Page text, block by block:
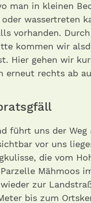
man in kleinen
wassertreten
vorhanden.
kommen wir
Hier gehen wir
erneut rechts ab
führt uns der
vor uns
die vom
Mähmoos
zur
bis zum